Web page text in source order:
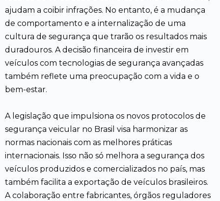
ajudam a coibir infrações. No entanto, é a mudança
de comportamento e a internalização de uma
cultura de segurança que trarão os resultados mais
duradouros. A decisão financeira de investir em
veículos com tecnologias de segurança avançadas
também reflete uma preocupação com a vida e o
bem-estar.
A legislação que impulsiona os novos protocolos de
segurança veicular no Brasil visa harmonizar as
normas nacionais com as melhores práticas
internacionais. Isso não só melhora a segurança dos
veículos produzidos e comercializados no país, mas
também facilita a exportação de veículos brasileiros.
A colaboração entre fabricantes, órgãos reguladores